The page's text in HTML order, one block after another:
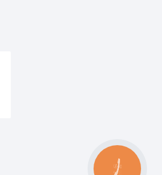
КНОПКА
ЗВ'ЯЗКУ